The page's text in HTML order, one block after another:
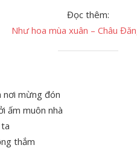
Đọc thêm:
Như hoa mùa xuân – Châu
nơi mừng đón
ấm muôn nhà
thắm